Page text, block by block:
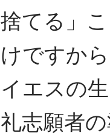
捨てる」
けですか
イエスの
礼志願者